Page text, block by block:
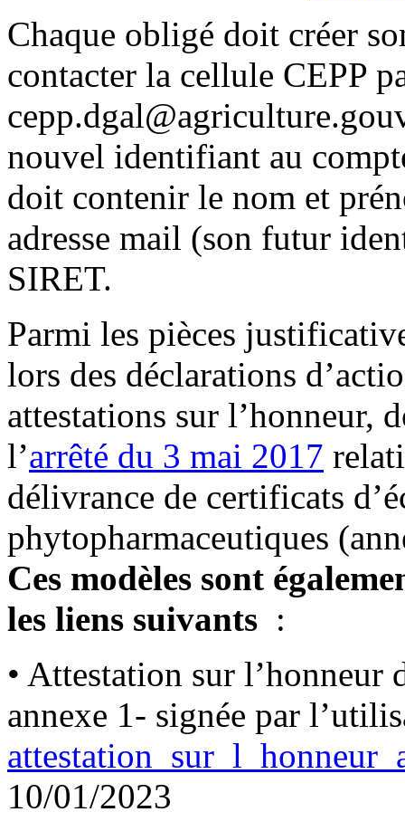
Chaque obligé doit créer
contacter la cellule CEPP
nouvel identifiant au
doit contenir le nom et
adresse mail (son futur
SIRET.
Parmi les pièces
lors des déclarations
attestations sur l’honneur,
l’arrêté du 3 mai 2017
délivrance de certificats
phytopharmaceutiques
Ces modèles sont
les liens suivants :
• Attestation sur l’honneur
annexe 1- signée par
10/01/2023